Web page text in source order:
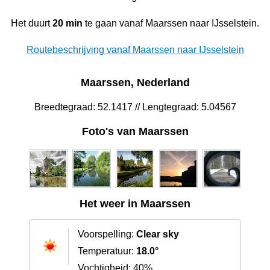
Het duurt20 min te gaan vanaf Maarssen naar IJsselstein.
Routebeschrijving vanaf Maarssen naar IJsselstein
Maarssen, Nederland
Breedtegraad: 52.1417 // Lengtegraad: 5.04567
Foto's van Maarssen
Het weer in Maarssen
Voorspelling: Clear sky
Temperatuur: 18.0°